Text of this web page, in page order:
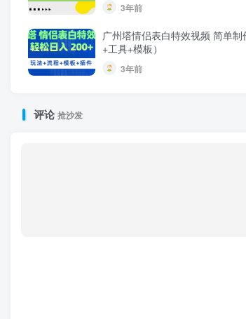
3年前
广州塔情侣表白特效视频 简单
+工具+模板）
3年前
评论抢沙发